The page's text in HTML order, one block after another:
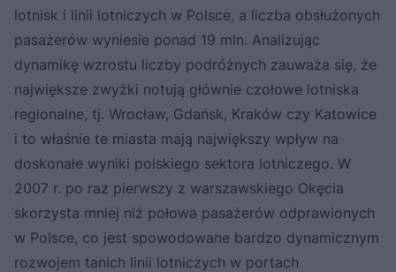
lotnisk i linii lotniczych w Polsce, a liczba obsłużonych
pasażerów wyniesie ponad 19 mln. Analizując
dynamikę wzrostu liczby podróżnych zauważa się, że
największe zwyżki notują głównie czołowe lotniska
regionalne, tj. Wrocław, Gdańsk, Kraków czy Katowice
i to właśnie te miasta mają największy wpływ na
doskonałe wyniki polskiego sektora lotniczego. W
2007 r. po raz pierwszy z warszawskiego Okęcia
skorzysta mniej niż połowa pasażerów odprawionych
w Polsce, co jest spowodowane bardzo dynamicznym
rozwojem tanich linii lotniczych w portach